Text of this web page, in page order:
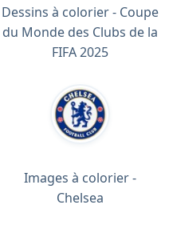
Dessins à colorier - Coupe
du Monde des Clubs de la
FIFA 2025
Images à colorier -
Chelsea